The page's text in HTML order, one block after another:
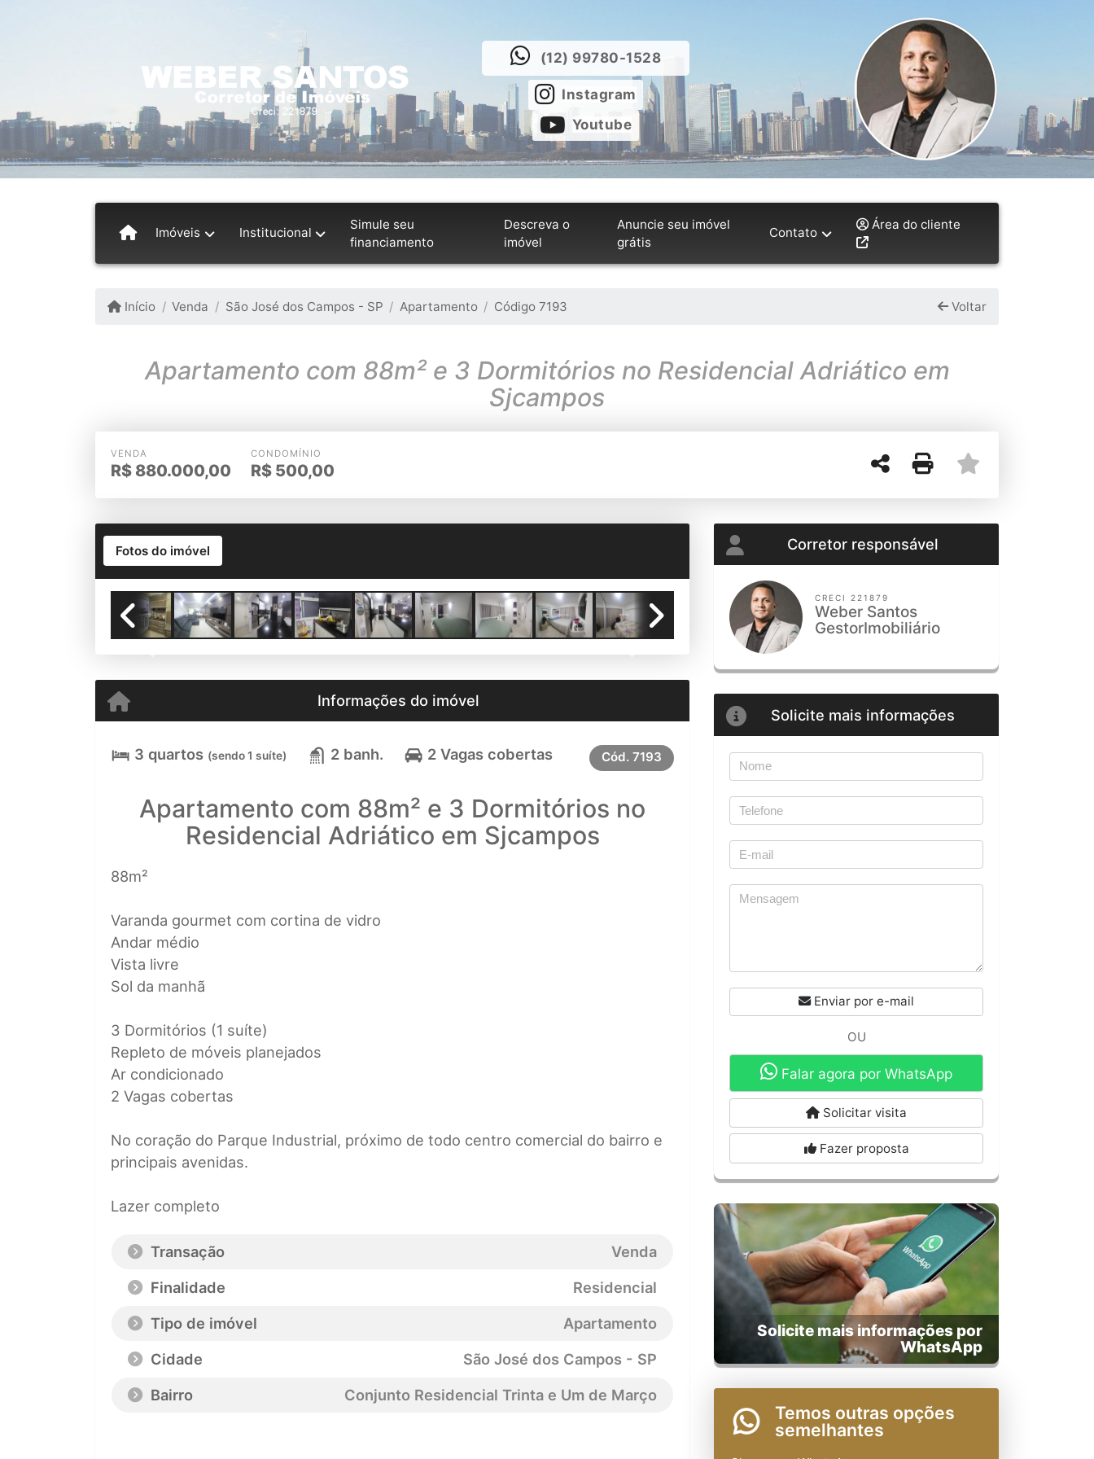
(12) 99780-1528
Instagram
Youtube
Imóveis Institucional
Simule seu
financiamento
Descreva o
imóvel
Anuncie seu imóvel
grátis
Contato
Área do cliente
Início Venda São José dos Campos - SP Apartamento Código 7193 Voltar
Apartamento com 88m² e 3 Dormitórios no Residencial Adriático em
Sjcampos
VENDA
R$ 880.000,00
CONDOMÍNIO
R$ 500,00
Fotos do imóvel
Informações do imóvel
3 quartos (sendo 1 suíte) 2 banh. 2 Vagas cobertas Cód. 7193
Apartamento com 88m² e 3 Dormitórios no
Residencial Adriático em Sjcampos
88m²
Varanda gourmet com cortina de vidro
Andar médio
Vista livre
Sol da manhã
3 Dormitórios (1 suíte)
Repleto de móveis planejados
Ar condicionado
2 Vagas cobertas
No coração do Parque Industrial, próximo de todo centro comercial do bairro e
principais avenidas.
Lazer completo
Transação
Venda
Finalidade
Residencial
Tipo de imóvel
Apartamento
Cidade
São José dos Campos - SP
Bairro
Conjunto Residencial Trinta e Um de Março
Corretor responsável
CRECI 221879
Weber Santos
GestorImobiliário
Solicite mais informações
Enviar por e-mail
OU
Falar agora por WhatsApp
Solicitar visita
Fazer proposta
Solicite mais informações por
WhatsApp
Temos outras opções
semelhantes